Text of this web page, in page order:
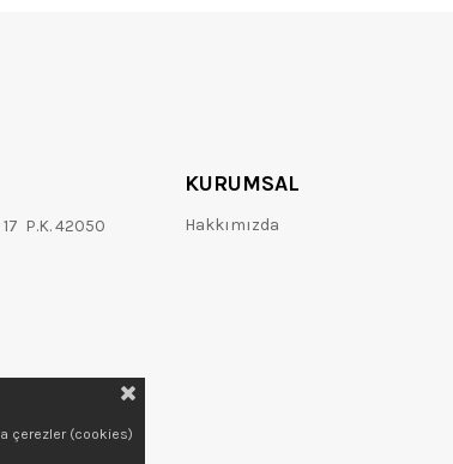
P.K. 42050
KURUMSAL
Hakkımızda
çerezler (cookies)